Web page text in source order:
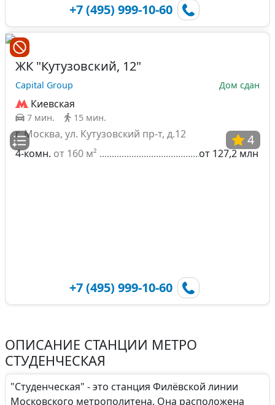
+7 (495) 999-10-60
4
ЖК "Кутузовский, 12"
Capital Group Дом сдан
Киевская
7 мин. 15 мин.
г. Москва, ул. Кутузовский пр-т, д.12
4-комн. от 160 м² от 127,2 млн
+7 (495) 999-10-60
ОПИСАНИЕ СТАНЦИИ МЕТРО
СТУДЕНЧЕСКАЯ
"Студенческая" - это станция Филёвской линии
Московского метрополитена. Она расположена